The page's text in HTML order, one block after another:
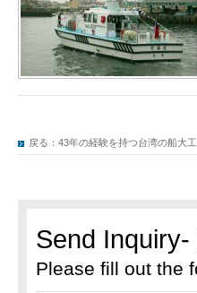
戻る： 43年の経験を持つ台湾の船大工